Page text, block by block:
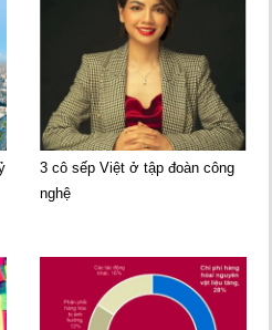
3 cô sếp Việt ở tập đoàn công
nghệ